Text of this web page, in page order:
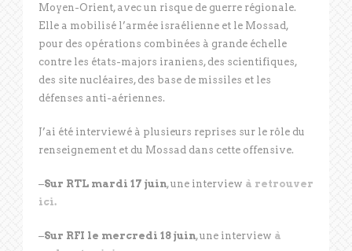
Moyen-Orient, avec un risque de guerre régionale.
Elle a mobilisé l’armée israélienne et le Mossad,
pour des opérations combinées à grande échelle
contre les états-majors iraniens, des scientifiques,
des site nucléaires, des base de missiles et les
défenses anti-aériennes.
J’ai été interviewé à plusieurs reprises sur le rôle du
renseignement et du Mossad dans cette offensive.
–Sur RTL mardi 17 juin, une interview à retrouver
ici.
–Sur RFI le mercredi 18 juin, une interview à